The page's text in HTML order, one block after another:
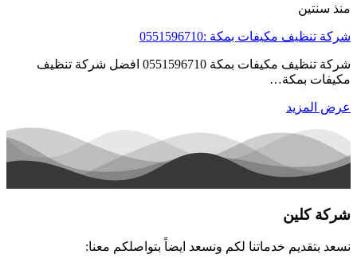
منذ سنتين
شركة تنظيف مكيفات بمكة :0551596710
شركة تنظيف مكيفات بمكة 0551596710 افضل شركة تنظيف
مكيفات بمكة…
عرض المزيد
شركة كلين
نسعد بتقديم خدماتنا لكم ونسعد ايضاً بتواصلكم معنا: